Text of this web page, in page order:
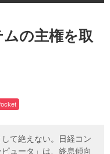
の主権を取
て絶えない。日経コン
ュータ」は、終息傾向